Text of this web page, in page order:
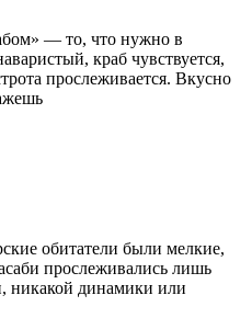
— то, что нужно в
краб чувствуется,
прослеживается. Вкусно
обитатели были мелкие,
прослеживались лишь
никакой динамики или